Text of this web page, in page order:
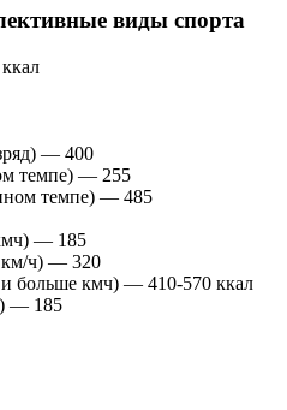
виды спорта
— 400
темпе) — 255
темпе) — 485
— 185
км/ч) — 320
и больше кмч) — 410-570 ккал
— 185